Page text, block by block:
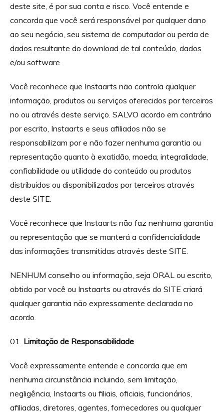
deste site, é por sua conta e risco. Você entende e
concorda que você será responsável por qualquer dano
ao seu negócio, seu sistema de computador ou perda de
dados resultante do download de tal conteúdo, dados
e/ou software.
Você reconhece que Instaarts não controla qualquer
informação, produtos ou serviços oferecidos por terceiros
no ou através deste serviço. SALVO acordo em contrário
por escrito, Instaarts e seus afiliados não se
responsabilizam por e não fazer nenhuma garantia ou
representação quanto à exatidão, moeda, integralidade,
confiabilidade ou utilidade do conteúdo ou produtos
distribuídos ou disponibilizados por terceiros através
deste SITE.
Você reconhece que Instaarts não faz nenhuma garantia
ou representação que se manterá a confidencialidade
das informações transmitidas através deste SITE.
NENHUM conselho ou informação, seja ORAL ou escrito,
obtido por você ou Instaarts ou através do SITE criará
qualquer garantia não expressamente declarada no
acordo.
Limitação de Responsabilidade
Você expressamente entende e concorda que em
nenhuma circunstância incluindo, sem limitação,
negligência, Instaarts ou filiais, oficiais, funcionários,
afiliadas, diretores, agentes, fornecedores ou qualquer